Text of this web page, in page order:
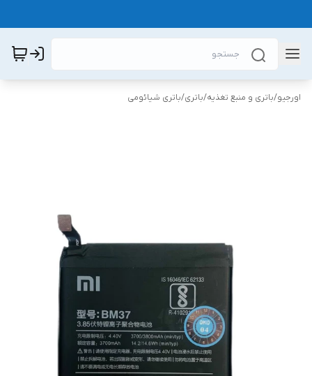
اورجیو/باتری و منبع تغذیه/باتری/باتری شیائومی